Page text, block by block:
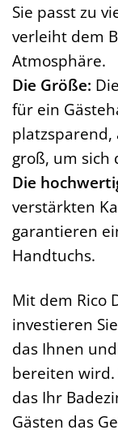
Sie passt zu
verleiht dem
Atmosphäre.
Die Größe:
für ein
platzsparend,
groß, um sich
Die
verstärkten
garantieren
Handtuchs.
Mit dem Rico
investieren
das Ihnen
bereiten wird.
das Ihr
Gästen das